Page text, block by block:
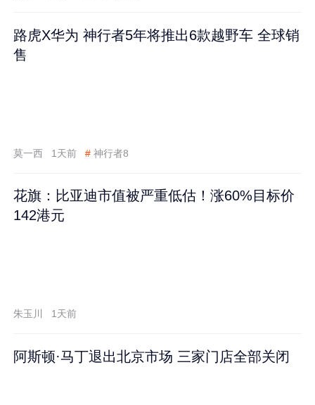
路虎X华为 神行者5年将推出6款越野车 全球销
售
莫一西 1天前 # 神行者8
花旗：比亚迪市值被严重低估！涨60%目标价
142港元
朱玉川 1天前
阿斯顿·马丁退出北京市场 三家门店全部关闭